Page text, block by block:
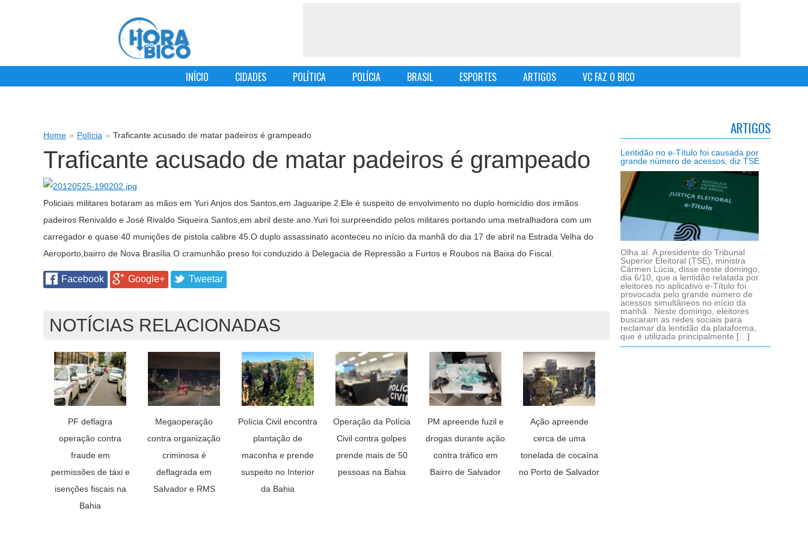
INÍCIO CIDADES POLÍTICA POLÍCIA BRASIL ESPORTES ARTIGOS VC FAZ O BICO
Home » Polícia » Traficante acusado de matar padeiros é grampeado
Traficante acusado de matar padeiros é grampeado
Policiais militares botaram as mãos em Yuri Anjos dos Santos,em Jaguaripe 2.Ele é suspeito de envolvimento no duplo homicídio dos irmãos
padeiros Renivaldo e José Rivaldo Siqueira Santos,em abril deste ano.Yuri foi surpreendido pelos militares portando uma metralhadora com um
carregador e quase 40 munições de pistola calibre 45.O duplo assassinato aconteceu no início da manhã do dia 17 de abril na Estrada Velha do
Aeroporto,bairro de Nova Brasília.O cramunhão preso foi conduzido à Delegacia de Repressão a Furtos e Roubos na Baixa do Fiscal.
Facebook Google+ Tweetar
NOTÍCIAS RELACIONADAS
PF deflagra
operação contra
fraude em
permissões de táxi e
isenções fiscais na
Bahia
Megaoperação
contra organização
criminosa é
deflagrada em
Salvador e RMS
Polícia Civil encontra
plantação de
maconha e prende
suspeito no Interior
da Bahia
Operação da Polícia
Civil contra golpes
prende mais de 50
pessoas na Bahia
PM apreende fuzil e
drogas durante ação
contra tráfico em
Bairro de Salvador
Ação apreende
cerca de uma
tonelada de cocaína
no Porto de Salvador
ARTIGOS
Lentidão no e-Título foi causada por
grande número de acessos, diz TSE
Olha aí. A presidente do Tribunal
Superior Eleitoral (TSE), ministra
Cármen Lúcia, disse neste domingo,
dia 6/10, que a lentidão relatada por
eleitores no aplicativo e-Título foi
provocada pelo grande número de
acessos simultâneos no início da
manhã. Neste domingo, eleitores
buscaram as redes sociais para
reclamar da lentidão da plataforma,
que é utilizada principalmente […]